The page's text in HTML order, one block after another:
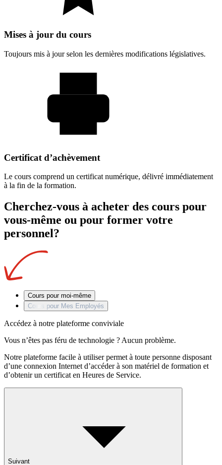
Mises à jour du cours
Toujours mis à jour selon les dernières modifications législatives.
Certificat d’achèvement
Le cours comprend un certificat numérique, délivré immédiatement
à la fin de la formation.
Cherchez-vous à acheter des cours pour
vous-même ou pour former votre
personnel?
Cours pour moi-même
Cours pour Mes Employés
Accédez à notre plateforme conviviale
Vous n’êtes pas féru de technologie ? Aucun problème.
Notre plateforme facile à utiliser permet à toute personne disposant
d’une connexion Internet d’accéder à son matériel de formation et
d’obtenir un certificat en Heures de Service.
Suivant